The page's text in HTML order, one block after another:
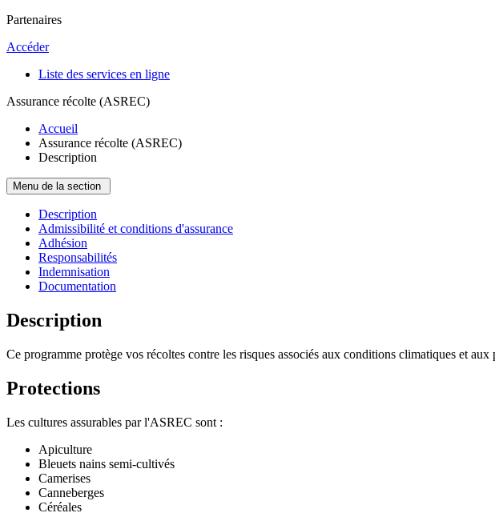
Partenaires
Accéder
Liste des services en ligne
Assurance récolte (ASREC)
Accueil
Assurance récolte (ASREC)
Description
Menu de la section
Description
Admissibilité et conditions d'assurance
Adhésion
Responsabilités
Indemnisation
Documentation
Description
Ce programme protège vos récoltes contre les risques associés aux conditions climatiques et
Protections
Les cultures assurables par l'ASREC sont :
Apiculture
Bleuets nains semi-cultivés
Camerises
Canneberges
Céréales